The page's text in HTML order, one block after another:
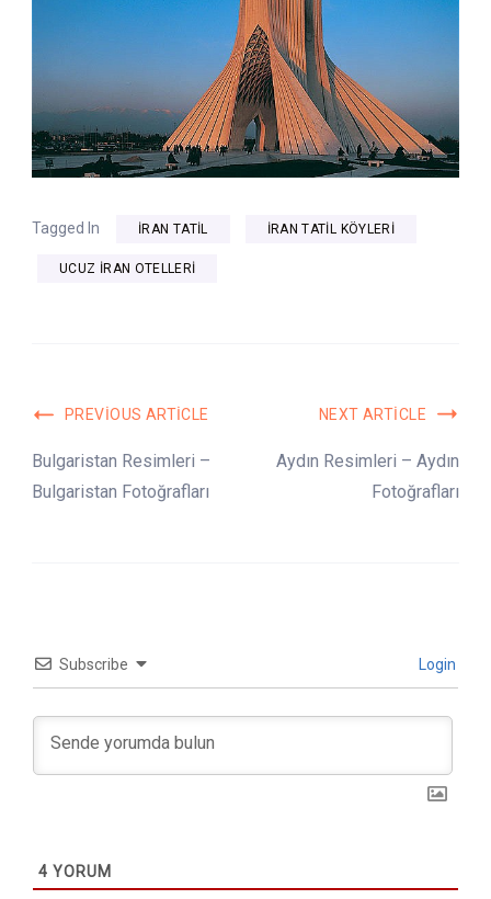
Tagged In IRAN TATIL IRAN TATIL KÖYLERI
UCUZ IRAN OTELLERI
Post
Navigation
PREVIOUS ARTICLE
Bulgaristan Resimleri –
Bulgaristan Fotoğrafları
NEXT ARTICLE
Aydın Resimleri – Aydın
Fotoğrafları
Subscribe Login
4 YORUM